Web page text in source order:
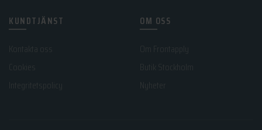
KUNDTJÄNST
Kontakta oss
Integritetspolicy
OM OSS
Om Frontapply
Butik Stockholm
Nyheter